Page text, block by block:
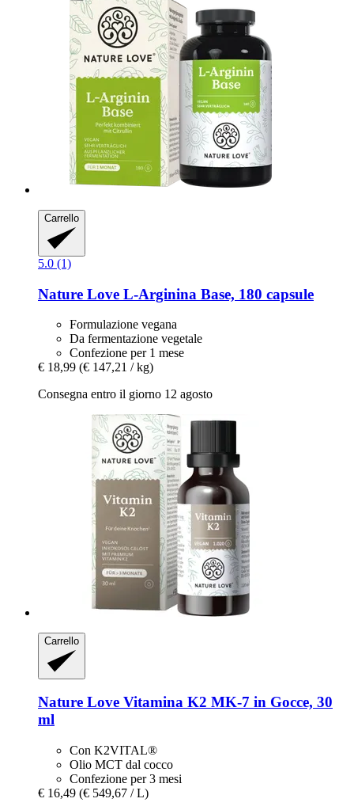
Carrello
5.0 (1)
Nature Love L-​Arginina Base, 180 capsule
Formulazione vegana
Da fermentazione vegetale
Confezione per 1 mese
€ 18,99 (€ 147,21 / kg)
Consegna entro il giorno 12 agosto
Carrello
Nature Love Vitamina K2 MK-​7 in Gocce, 30
ml
Con K2VITAL®
Olio MCT dal cocco
Confezione per 3 mesi
€ 16,49 (€ 549,67 / L)